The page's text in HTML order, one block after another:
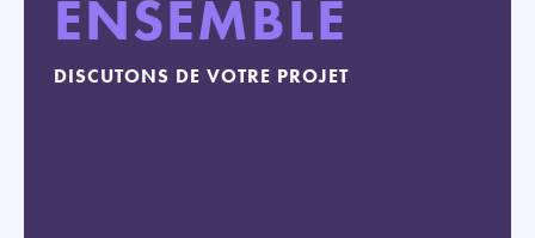
ENSEMBLE
DISCUTONS DE VOTRE PROJET